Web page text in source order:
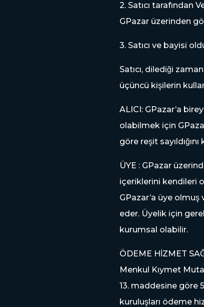
2. Satıcı tarafından
GPazar üzerinden
3. Satıcı ve bayisi
Satıcı, dilediği
üçüncü kişilerin
ALICI: GPazar’a
olabilmek için
göre reşit
ÜYE : GPazar
içeriklerini kendileri
GPazar’a üye
eder. Üyelik için
kurumsal olabilir.
ÖDEME HİZMET
Menkul Kıymet
13. maddesine göre
kuruluşları ödeme